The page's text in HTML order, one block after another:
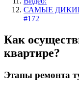
САМЫЕ
#172
Как
квартире?
Этапы ремонта